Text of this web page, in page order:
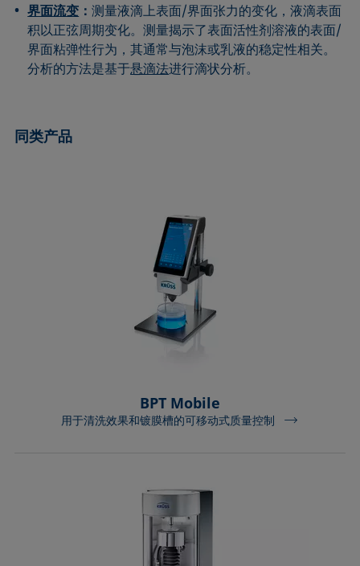
界面流变 ：测量液滴上表面/界面张力的变化，液滴表面
积以正弦周期变化。测量揭示了表面活性剂溶液的表面/
界面粘弹性行为，其通常与泡沫或乳液的稳定性相关。
分析的方法是基于悬滴法进行滴状分析。
同类产品
BPT Mobile
用于清洗效果和镀膜槽的可移动式质量控制